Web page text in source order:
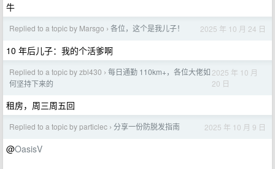
牛
Replied to a topic by Marsgo › 各位，这个是我儿子！ 2025 年 10 月 24 日
10 年后儿子：我的个活爹啊
Replied to a topic by zbl430 › 每日通勤 110km+，各位大佬如
何坚持下来的
2025 年 10 月
20 日
租房，周三周五回
Replied to a topic by particlec › 分享一份防脱发指南 2025 年 10 月 9 日
@OasisV